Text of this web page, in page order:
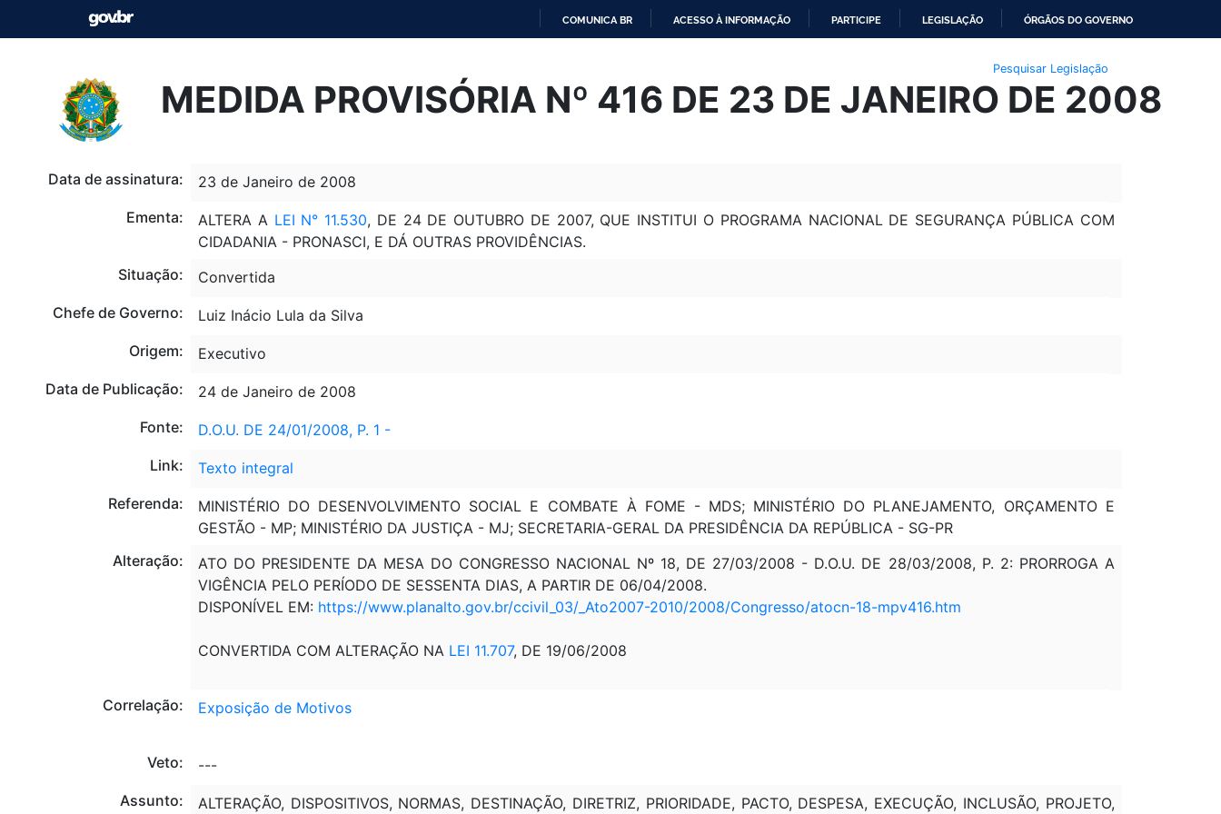
O
CONTEÚDO
COMUNICA BR ACESSO À INFORMAÇÃO PARTICIPE LEGISLAÇÃO ÓRGÃOS DO GOVERNO
Pesquisar Legislação
MEDIDA PROVISÓRIA Nº 416 DE 23 DE JANEIRO DE 2008
Data de assinatura:
23 de Janeiro de 2008
Ementa:
ALTERA A LEI N° 11.530, DE 24 DE OUTUBRO DE 2007, QUE INSTITUI O PROGRAMA NACIONAL DE SEGURANÇA PÚBLICA COM
CIDADANIA - PRONASCI, E DÁ OUTRAS PROVIDÊNCIAS.
Situação:
Convertida
Chefe de Governo:
Luiz Inácio Lula da Silva
Origem:
Executivo
Data de Publicação:
24 de Janeiro de 2008
Fonte:
D.O.U. DE 24/01/2008, P. 1 -
Link:
Texto integral
Referenda:
MINISTÉRIO DO DESENVOLVIMENTO SOCIAL E COMBATE À FOME - MDS; MINISTÉRIO DO PLANEJAMENTO, ORÇAMENTO E
GESTÃO - MP; MINISTÉRIO DA JUSTIÇA - MJ; SECRETARIA-GERAL DA PRESIDÊNCIA DA REPÚBLICA - SG-PR
Alteração:
ATO DO PRESIDENTE DA MESA DO CONGRESSO NACIONAL Nº 18, DE 27/03/2008 - D.O.U. DE 28/03/2008, P. 2: PRORROGA A
VIGÊNCIA PELO PERÍODO DE SESSENTA DIAS, A PARTIR DE 06/04/2008.
DISPONÍVEL EM: https://www.planalto.gov.br/ccivil_03/_Ato2007-2010/2008/Congresso/atocn-18-mpv416.htm
CONVERTIDA COM ALTERAÇÃO NA LEI 11.707, DE 19/06/2008
Correlação: Exposição de Motivos
Veto:
---
Assunto:
ALTERAÇÃO, DISPOSITIVOS, NORMAS, DESTINAÇÃO, DIRETRIZ, PRIORIDADE, PACTO, DESPESA, EXECUÇÃO, INCLUSÃO, PROJETO,